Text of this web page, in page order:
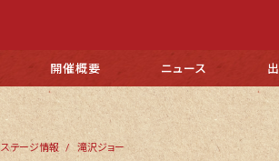
開催概要 ニュース
ステージ情報 滝沢ジョー